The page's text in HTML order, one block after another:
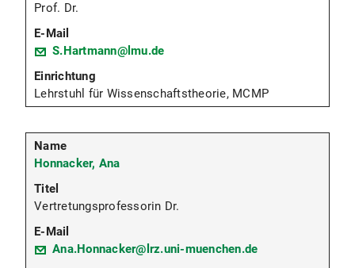
Prof. Dr.
S.Hartmann@lmu.de
Lehrstuhl für Wissenschaftstheorie, MCMP
Honnacker, Ana
Vertretungsprofessorin Dr.
Ana.Honnacker@lrz.uni-muenchen.de